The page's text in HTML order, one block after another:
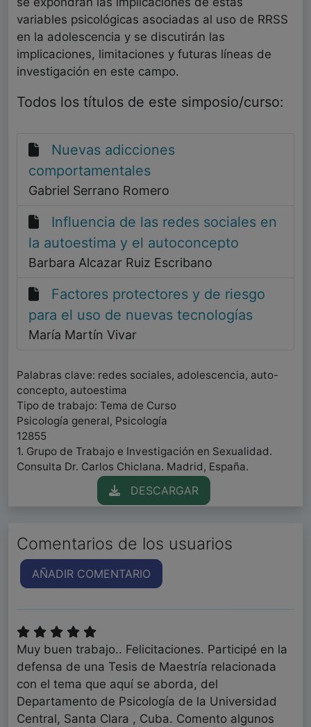
variables psicológicas asociadas al uso de RRSS
en la adolescencia y se discutirán las
implicaciones, limitaciones y futuras líneas de
investigación en este campo.
Todos los títulos de este simposio/curso:
Nuevas adicciones
comportamentales
Gabriel Serrano Romero
Influencia de las redes sociales en
la autoestima y el autoconcepto
Barbara Alcazar Ruiz Escribano
Factores protectores y de riesgo
para el uso de nuevas tecnologías
María Martín Vivar
Palabras clave: redes sociales, adolescencia, auto-
concepto, autoestima
Tipo de trabajo: Tema de Curso
Psicología general, Psicología
12855
1. Grupo de Trabajo e Investigación en Sexualidad.
Consulta Dr. Carlos Chiclana. Madrid, España.
DESCARGAR
Comentarios de los usuarios
AÑADIR COMENTARIO
Muy buen trabajo.. Felicitaciones. Participé en la
defensa de una Tesis de Maestría relacionada
con el tema que aquí se aborda, del
Departamento de Psicología de la Universidad
Central, Santa Clara , Cuba. Comento algunos